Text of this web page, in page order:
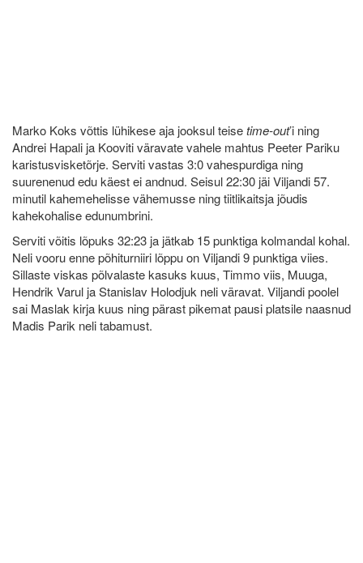
Marko Koks võttis lühikese aja jooksul teisetime-out’i ning
Andrei Hapali ja Kooviti väravate vahele mahtus Peeter Pariku
karistusvisketõrje. Serviti vastas 3:0 vahespurdiga ning
suurenenud edu käest ei andnud. Seisul 22:30 jäi Viljandi 57.
minutil kahemehelisse vähemusse ning tiitlikaitsja jõudis
kahekohalise edunumbrini.
Serviti võitis lõpuks 32:23 ja jätkab 15 punktiga kolmandal kohal.
Neli vooru enne põhiturniiri lõppu on Viljandi 9 punktiga viies.
Sillaste viskas põlvalaste kasuks kuus, Timmo viis, Muuga,
Hendrik Varul ja Stanislav Holodjuk neli väravat. Viljandi poolel
sai Maslak kirja kuus ning pärast pikemat pausi platsile naasnud
Madis Parik neli tabamust.